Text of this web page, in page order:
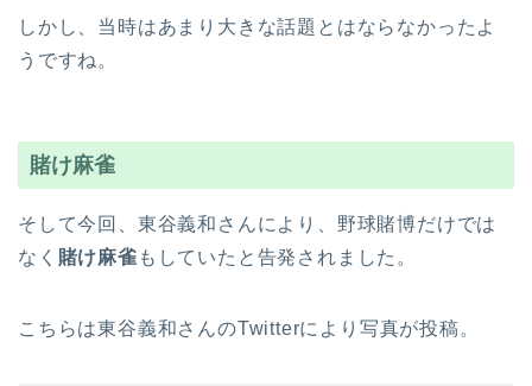
しかし、当時はあまり大きな話題とはならなかったよ
うですね。
賭け麻雀
そして今回、東谷義和さんにより、野球賭博だけでは
なく 賭け麻雀 もしていたと告発されました。
こちらは東谷義和さんのTwitterにより写真が投稿。